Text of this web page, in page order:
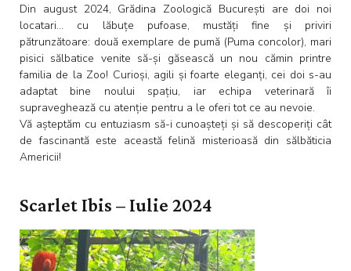
Din august 2024, Grădina Zoologică București are doi noi
locatari… cu lăbuțe pufoase, mustăți fine și priviri
pătrunzătoare: două exemplare de pumă (Puma concolor), mari
pisici sălbatice venite să-și găsească un nou cămin printre
familia de la Zoo! Curioși, agili și foarte eleganți, cei doi s-au
adaptat bine noului spațiu, iar echipa veterinară îi
supraveghează cu atenție pentru a le oferi tot ce au nevoie.
Vă așteptăm cu entuziasm să-i cunoașteți și să descoperiți cât
de fascinantă este această felină misterioasă din sălbăticia
Americii!
Scarlet Ibis – Iulie 2024